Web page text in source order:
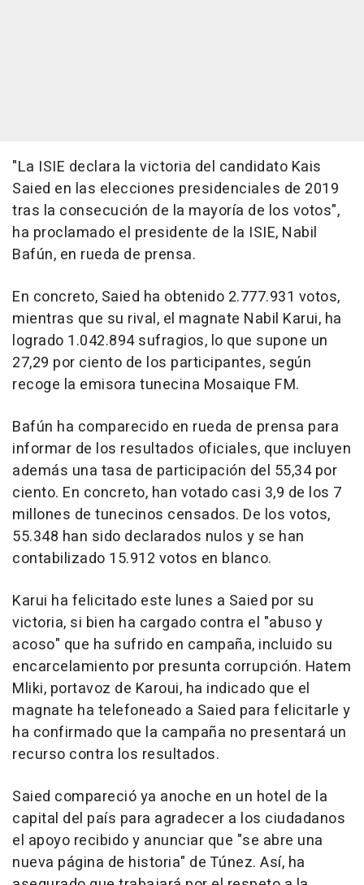
"La ISIE declara la victoria del candidato Kais
Saied en las elecciones presidenciales de 2019
tras la consecución de la mayoría de los votos",
ha proclamado el presidente de la ISIE, Nabil
Bafún, en rueda de prensa.
En concreto, Saied ha obtenido 2.777.931 votos,
mientras que su rival, el magnate Nabil Karui, ha
logrado 1.042.894 sufragios, lo que supone un
27,29 por ciento de los participantes, según
recoge la emisora tunecina Mosaique FM.
Bafún ha comparecido en rueda de prensa para
informar de los resultados oficiales, que incluyen
además una tasa de participación del 55,34 por
ciento. En concreto, han votado casi 3,9 de los 7
millones de tunecinos censados. De los votos,
55.348 han sido declarados nulos y se han
contabilizado 15.912 votos en blanco.
Karui ha felicitado este lunes a Saied por su
victoria, si bien ha cargado contra el "abuso y
acoso" que ha sufrido en campaña, incluido su
encarcelamiento por presunta corrupción. Hatem
Mliki, portavoz de Karoui, ha indicado que el
magnate ha telefoneado a Saied para felicitarle y
ha confirmado que la campaña no presentará un
recurso contra los resultados.
Saied compareció ya anoche en un hotel de la
capital del país para agradecer a los ciudadanos
el apoyo recibido y anunciar que "se abre una
nueva página de historia" de Túnez. Así, ha